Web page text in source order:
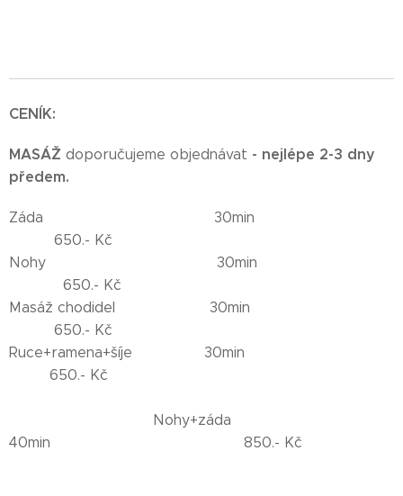
CENÍK:
MASÁŽ doporučujeme objednávat - nejlépe 2-3 dny
předem.
Záda 30min
650.- Kč
Nohy 30min
650.- Kč
Masáž chodidel 30min
650.- Kč
Ruce+ramena+šíje 30min
650.- Kč
Nohy+záda
40min 850.- Kč